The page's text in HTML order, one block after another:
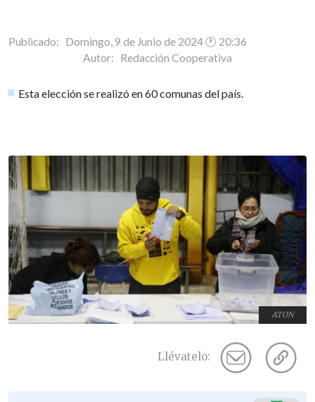
Publicado: Domingo, 9 de Junio de 2024 🕐 20:36
Autor: Redacción Cooperativa
Esta elección se realizó en 60 comunas del país.
ATON
Llévatelo: